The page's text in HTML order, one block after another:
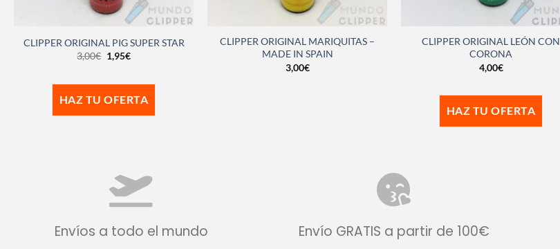
CLIPPER ORIGINAL PIG SUPER STAR
3,00€ 1,95€
HAZ TU OFERTA
CLIPPER ORIGINAL MARIQUITAS –
MADE IN SPAIN
3,00€
CLIPPER ORIGINAL LEÓN CON
CORONA
4,00€
HAZ TU OFERTA
Envíos a todo el mundo Envío GRATIS a partir de 100€